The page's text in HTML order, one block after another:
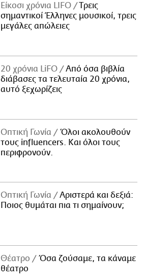
Είκοσι χρόνια LIFO
Tρεις
σημαντικοί Έλληνες μουσικοί, τρεις
μεγάλες απώλειες
20 χρόνια LiFO
Από όσα βιβλία
διάβασες τα τελευταία 20 χρόνια,
αυτό ξεχωρίζεις
Οπτική Γωνία
Όλοι ακολουθούν
τους influencers. Και όλοι τους
περιφρονούν.
Οπτική Γωνία
Αριστερά και δεξιά:
Ποιος θυμάται πια τι σημαίνουν;
Θέατρο
Όσα ζούσαμε, τα κάναμε
θέατρο